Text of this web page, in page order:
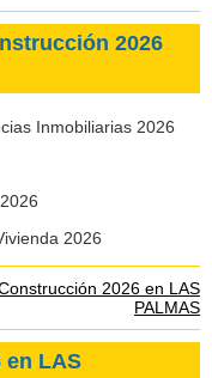
2026
Inmobiliarias 2026
2026
2026 en LAS
PALMAS
en LAS